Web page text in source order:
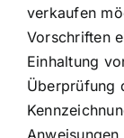
verkaufen
Vorschriften
Einhaltung
Überprüfung